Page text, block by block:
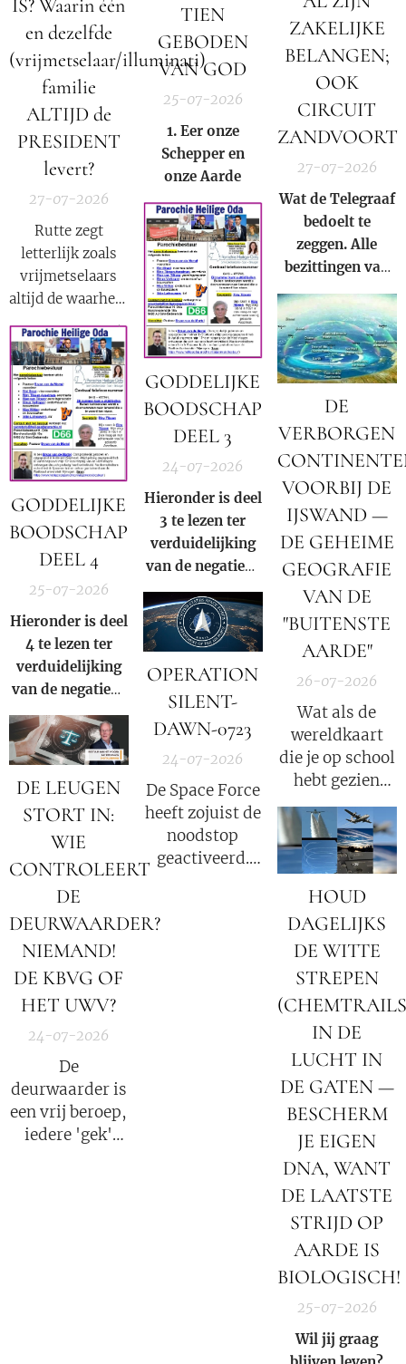
ZAKELIJKE
BELANGEN;
OOK
CIRCUIT
ZANDVOORT
27-07-2026
Wat de Telegraaf
bedoelt te
zeggen. Alle
bezittingen van
Prins Bernhard
(Jr.) zijn in
beslag genomen
door Donald
Trump op basis
van Executive
Order 13818.
IS? Waarin één
en dezelfde
(vrijmetselaar/illuminati)
familie
ALTIJD de
PRESIDENT
levert?
27-07-2026
Rutte zegt
letterlijk zoals
vrijmetselaars
altijd de waarheid
moeten
verkondigen als
onderdeel van
hun satanische
geloof:
"Nederland is
een republiek
waarin één en
dezelfde familie
altijd de
levert".
binnen onze
samenleving.
DE
VERBORGEN
VOORBIJ DE
IJSWAND —
DE GEHEIME
GEOGRAFIE
VAN DE
"BUITENSTE
AARDE"
26-07-2026
Wat als de
wereldkaart
die je op school
hebt gezien
slechts een
klein fragment
van de
waarheid was?
GODDELIJKE
BOODSCHAP
DEEL 4
25-07-2026
Hieronder is deel
4 te lezen ter
verduidelijking
van de negatieve
rol en
samenzwering in
woord en beeld
van de Rooms-
binnen onze
huidige
samenleving.
TIEN
GEBODEN
VAN GOD
25-07-2026
1. Eer onze
Schepper en
onzeAarde
HOUD
DAGELIJKS
DE WITTE
STREPEN
IN DE
LUCHT IN
DE GATEN —
BESCHERM
JE EIGEN
DNA, WANT
DE LAATSTE
STRIJD OP
AARDE IS
BIOLOGISCH!
25-07-2026
Wil jij graag
DE LEUGEN
STORT IN:
WIE
CONTROLEERT
DE
DEURWAARDER?
NIEMAND!
DE KBVG OF
HET UWV?
24-07-2026
De
deurwaarder is
een vrij beroep,
iedere 'gek'
GODDELIJKE
BOODSCHAP
DEEL 3
24-07-2026
Hieronder is deel
3 te lezen ter
verduidelijking
van de negatieve
rol en
samenzwering in
woord en beeld
van de Rooms-
Katholieke kerk
binnen onze
huidige
OPERATION
SILENT-
DAWN-0723
24-07-2026
De Space Force
heeft zojuist de
noodstop
geactiveerd.
internetuitval.